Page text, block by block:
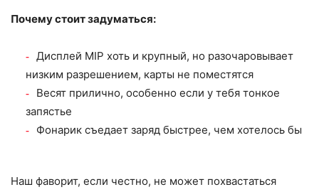
Почему стоит задуматься:
Дисплей MIP хоть и крупный, но разочаровывает
низким разрешением, карты не поместятся
Весят прилично, особенно если у тебя тонкое
запястье
Фонарик съедает заряд быстрее, чем хотелось бы
Наш фаворит, если честно, не может похвастаться